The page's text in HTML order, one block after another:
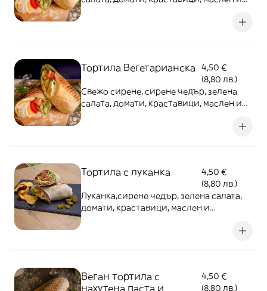
Тортила Вегетарианска 4,50 €
(8,80 лв.)
Свежо сирене, сирене чедър, зелена
салата, домати, краставици, маслен и
Тортила с луканка
4,50 €
(8,80 лв.)
Луканка,сирене чедър, зелена салата,
домати, краставици, маслен и
Веган тортила с
нахутена паста и
4,50 €
(8,80 лв.)